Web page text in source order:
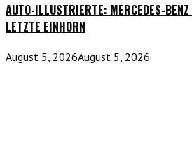
AUTO-ILLUSTRIERTE: MERCEDES-
LETZTE EINHORN
August 5, 2026August 5, 2026